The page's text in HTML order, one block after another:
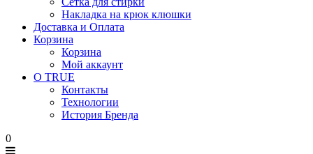
Накладка на крюк клюшки
Доставка и Оплата
Корзина
Корзина
Мой аккаунт
О TRUE
Контакты
Технологии
История Бренда
0